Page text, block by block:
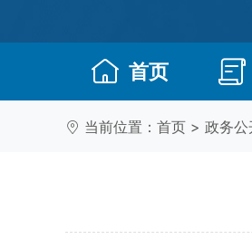
首页
当前位置： 首页 > 政务公